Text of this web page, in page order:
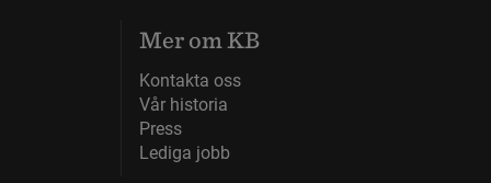
Mer om KB
Kontakta oss
Vår historia
Press
Lediga jobb